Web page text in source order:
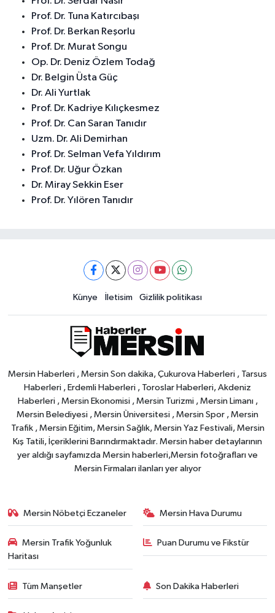
Prof. Dr. Tuna Katırcıbaşı
Prof. Dr. Berkan Reşorlu
Prof. Dr. Murat Songu
Op. Dr. Deniz Özlem Todağ
Dr. Belgin Üsta Güç
Dr. Ali Yurtlak
Prof. Dr. Kadriye Kılıçkesmez
Prof. Dr. Can Saran Tanıdır
Uzm. Dr. Ali Demirhan
Prof. Dr. Selman Vefa Yıldırım
Prof. Dr. Uğur Özkan
Dr. Miray Sekkin Eser
Prof. Dr. Yılören Tanıdır
Künye İletisim Gizlilik politikası
Mersin Haberleri , Mersin Son dakika, Çukurova Haberleri , Tarsus
Haberleri , Erdemli Haberleri , Toroslar Haberleri, Akdeniz
Haberleri , Mersin Ekonomisi , Mersin Turizmi , Mersin Limanı ,
Mersin Belediyesi , Mersin Üniversitesi , Mersin Spor , Mersin
Trafik , Mersin Eğitim, Mersin Sağlık, Mersin Yaz Festivali, Mersin
Kış Tatili, İçeriklerini Barındırmaktadır. Mersin haber detaylarının
yer aldığı sayfamızda Mersin haberleri,Mersin fotoğrafları ve
Mersin Firmaları ilanları yer alıyor
Mersin Nöbetçi Eczaneler Mersin Hava Durumu
Mersin Trafik Yoğunluk
Haritası
Puan Durumu ve Fikstür
Tüm Manşetler Son Dakika Haberleri